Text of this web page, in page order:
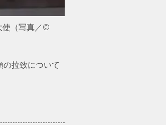
使（写真／©
拉致について